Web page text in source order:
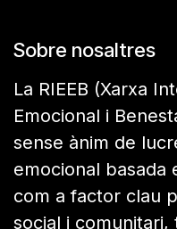
Sobre nosaltres
La RIEEB (Xarxa
Emocional i
sense ànim de
emocional basada
com a factor clau
social i